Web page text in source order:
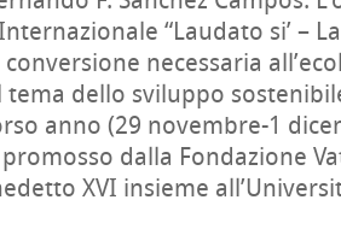
“Laudato si’ –
conversione necessaria
tema dello sviluppo
anno (29 novembre-1
dalla Fondazione
XVI insieme